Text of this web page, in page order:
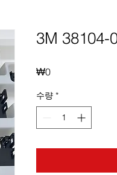
3M 38104-
₩0가
수량 *